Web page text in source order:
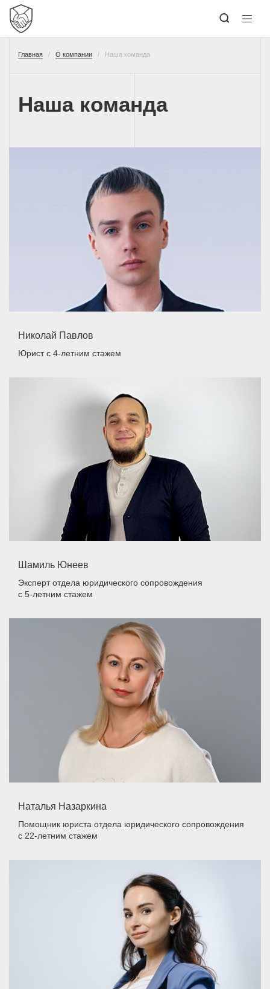
Главная О компании Наша команда
Наша команда
Николай Павлов
Юристс 4-летним стажем
Шамиль Юнеев
Эксперт отдела юридического сопровождения
с 5-летним стажем
Наталья Назаркина
Помощник юриста отдела юридического сопровождения
с 22-летним стажем